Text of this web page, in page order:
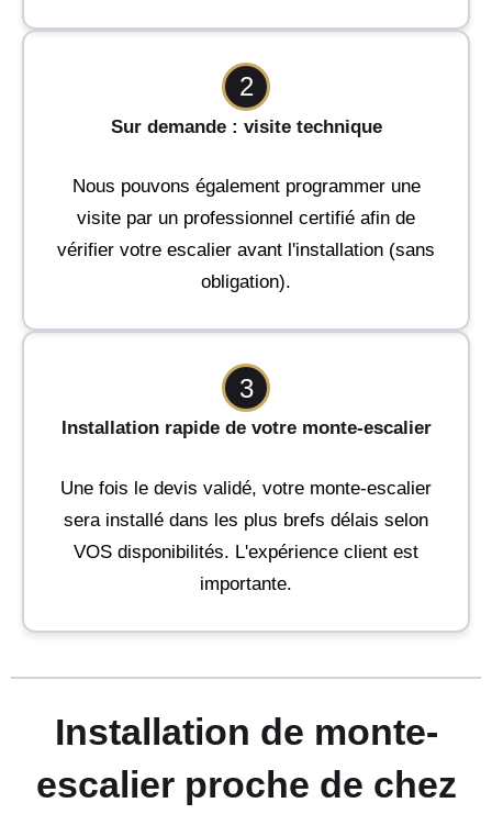
2
Sur demande : visite technique
Nous pouvons également programmer une
visite par un professionnel certifié afin de
vérifier votre escalier avant l'installation (sans
obligation).
3
Installation rapide de votre monte-escalier
Une fois le devis validé, votre monte-escalier
sera installé dans les plus brefs délais selon
VOS disponibilités. L'expérience client est
importante.
Installation de monte-
escalier proche de chez